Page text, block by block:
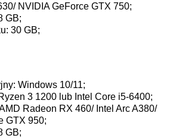
NVIDIA GeForce GTX 750;
GB;
30 GB;
Windows 10/11;
3 1200 lub Intel Core i5-6400;
Radeon RX 460/ Intel Arc A380/
GTX 950;
GB;